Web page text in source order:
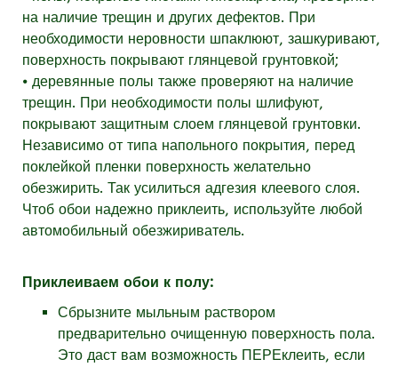
на наличие трещин и других дефектов. При
необходимости неровности шпаклюют, зашкуривают,
поверхность покрывают глянцевой грунтовкой;
⦁ деревянные полы также проверяют на наличие
трещин. При необходимости полы шлифуют,
покрывают защитным слоем глянцевой грунтовки.
Независимо от типа напольного покрытия, перед
поклейкой пленки поверхность желательно
обезжирить. Так усилиться адгезия клеевого слоя.
Чтоб обои надежно приклеить, используйте любой
автомобильный обезжириватель.
Приклеиваем обои к полу:
Сбрызните мыльным раствором
предварительно очищенную поверхность пола.
Это даст вам возможность ПЕРЕклеить, если